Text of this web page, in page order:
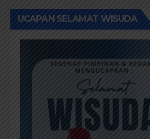
UCAPAN SELAMAT WISUDA